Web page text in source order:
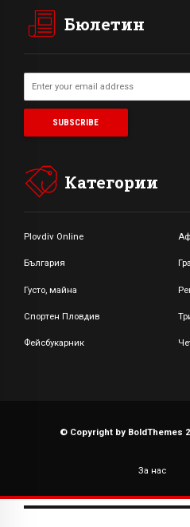
Бюлетин
Категории
Plovdiv Online
България
Густо, майна
Спортен Пловдив
Фейсбукарник
© Copyright by BoldThemes
За нас